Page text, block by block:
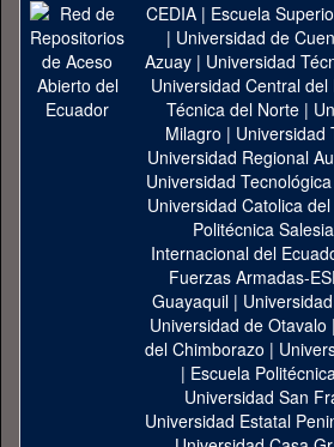
CEDIA| Escuela
| Universidad de
Azuay| Universidad
Universidad Central del
Técnica del Norte |
Milagro | Universidad
Universidad Regional
Universidad
Universidad Catolica
Politécnica
Internacional del
Fuerzas Armadas-
Guayaquil|
Universidad de Otavalo |
del Chimborazo |
| Escuela
Universidad San
Universidad Estatal